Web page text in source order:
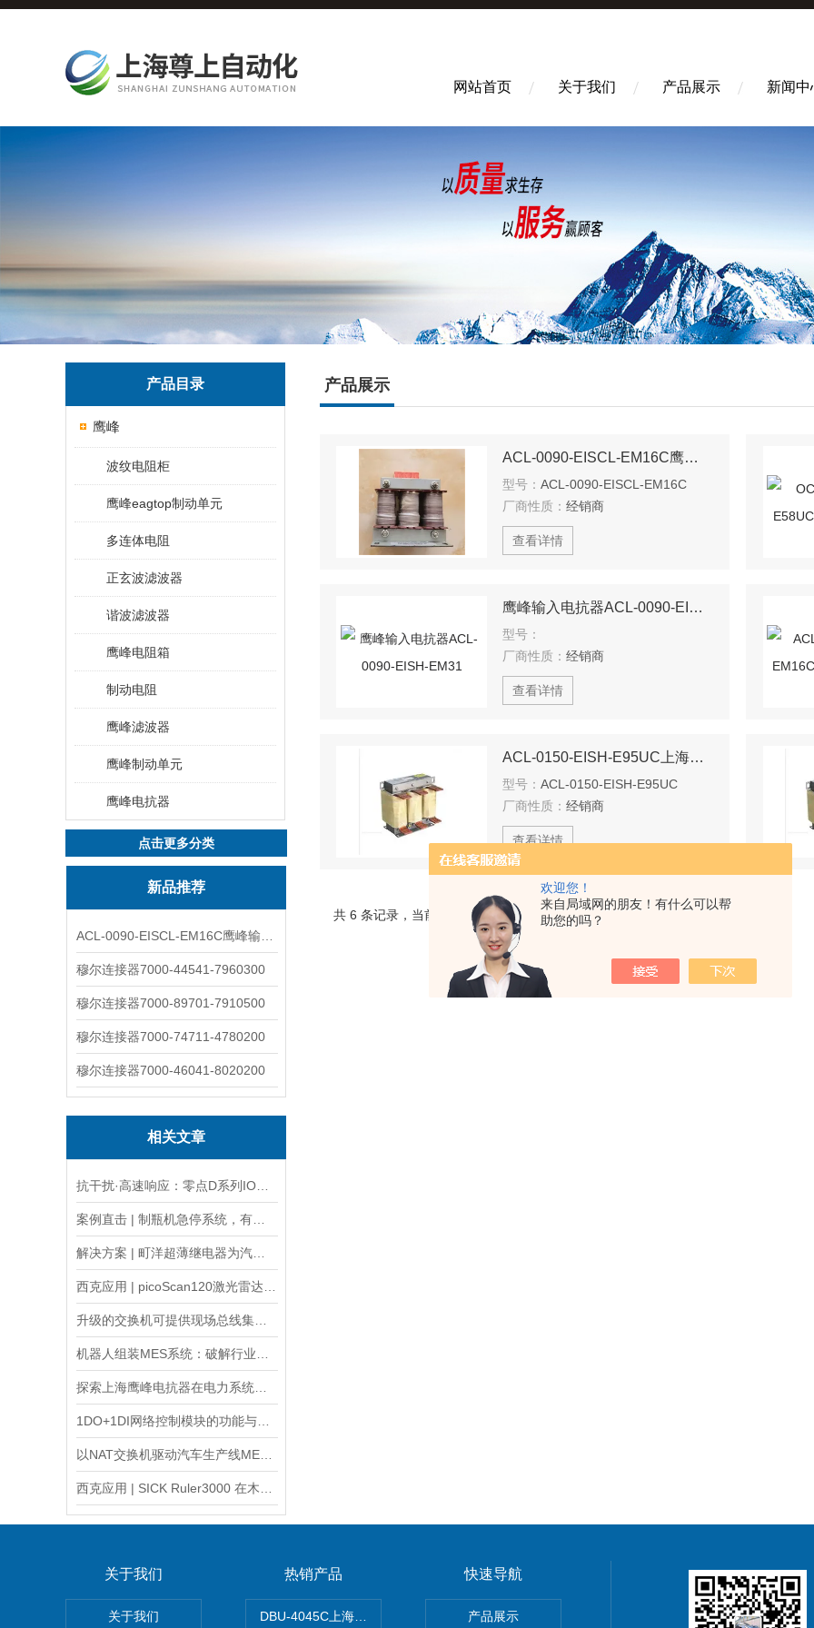
欢迎您！
来自局域网的朋友！有什么可以帮
助您的吗？
网站首页 关于我们 产品展示 新闻中
产品目录
鹰峰
波纹电阻柜
鹰峰eagtop制动单元
多连体电阻
正玄波滤波器
谐波滤波器
鹰峰电阻箱
制动电阻
鹰峰滤波器
鹰峰制动单元
鹰峰电抗器
点击更多分类
新品推荐
穆尔连接器7000-44541-7960300
穆尔连接器7000-89701-7910500
穆尔连接器7000-74711-4780200
穆尔连接器7000-46041-8020200
相关文章
产品展示
ACL-0090-EISCL-EM16C鹰峰输出电抗器：为变频系统保驾护航
型号： ACL-0090-EISCL-EM16C
厂商性质： 经销商
查看详情
鹰峰输入电抗器ACL-0090-EISH-EM31
型号：
厂商性质： 经销商
查看详情
ACL-0150-EISH-E95UC上海鹰峰电抗器
型号： ACL-0150-EISH-E95UC
厂商性质： 经销商
查看详情
共 6 条记录，当前 1 / 1 页 首页 上一页 下一页 末页 跳转到第 页
关于我们
关于我们
热销产品
DBU-4045C上海鹰峰制动单元
快速导航
产品展示